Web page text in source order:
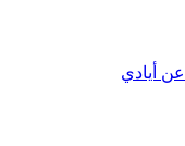
عن أيادي